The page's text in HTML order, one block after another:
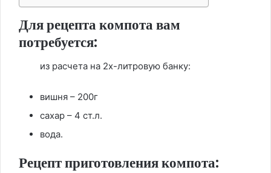
Для рецепта компота вам
потребуется:
из расчета на 2х-литровую банку:
вишня – 200г
сахар – 4 ст.л.
вода.
Рецепт приготовления компота: